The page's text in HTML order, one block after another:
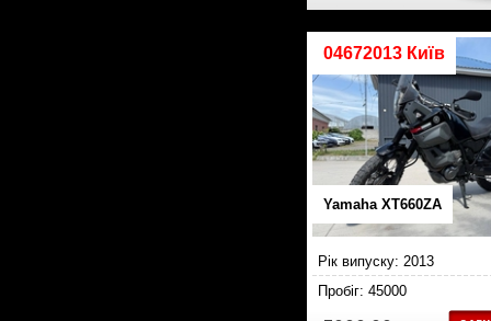
04672013 Київ
Yamaha XT660ZA
Рік випуску: 2013
Пробіг: 45000